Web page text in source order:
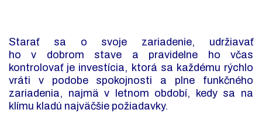
Starať sa o svoje zariadenie, udržiavať
ho v dobrom stave a pravidelne ho včas
kontrolovať je investícia, ktorá sa každému rýchlo
vráti v podobe spokojnosti a plne funkčného
zariadenia, najmä v letnom období, kedy sa na
klímu kladú najväčšie požiadavky.